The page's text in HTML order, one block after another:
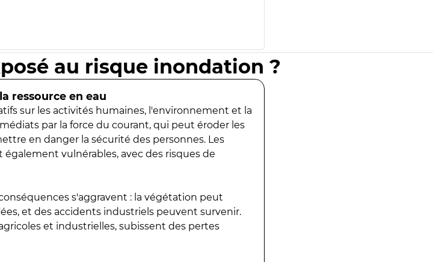
au risque inondation ?
ressource en eau
sur les activités humaines, l'environnement et la
par la force du courant, qui peut éroder les
en danger la sécurité des personnes. Les
vulnérables, avec des risques de
s'aggravent : la végétation peut
et des accidents industriels peuvent survenir.
et industrielles, subissent des pertes